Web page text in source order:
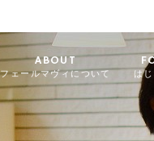
ABOUT
フェールマヴィについて は